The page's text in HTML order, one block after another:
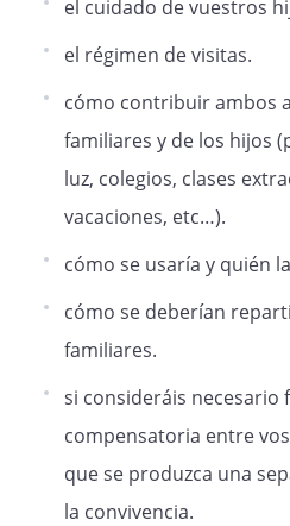
información médica de
facilite a cada padre que
El cónyuge que en ese
encuentre en compañía
tomar decisiones en
sin previa consulta, en
exista una situación de
aquellas decisiones
trascendentes o
menor puedan
Ésta y las posteriores
contenidas en este
el cuidado de vuestros
el régimen de visitas.
cómo contribuir ambos
familiares y de los hijos
luz, colegios, clases
vacaciones, etc…).
cómo se usaría y quién
cómo se deberían
familiares.
si consideráis necesario
compensatoria entre
que se produzca una
la convivencia.